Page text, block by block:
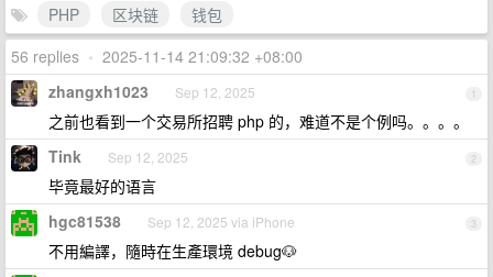
PHP
区块链
钱包
56 replies • 2025-11-14 21:09:32 +08:00
1
zhangxh1023 Sep 12, 2025
之前也看到一个交易所招聘 php 的，难道不是个例吗。。。。
2
Tink Sep 12, 2025
毕竟最好的语言
3
hgc81538 Sep 12, 2025 via iPhone
不用編譯，隨時在生產環境 debug🐶